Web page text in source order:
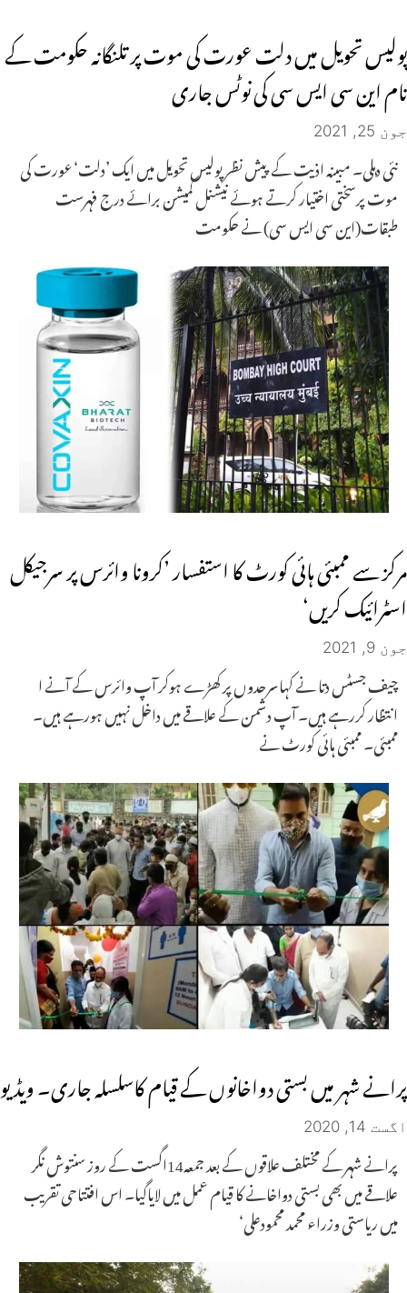
پولیس تحویل میں دلت عورت کی موت پر تلنگانہ حکومت کے
نام این سی ایس سی کی نوٹس جاری
جون 25, 2021
نئی دہلی۔ مبینہ اذیت کے پیش نظر پولیس تحویل میں ایک ’دلت‘ عورت کی
موت پرسختی اختیار کرتے ہوئے نیشنل کمیشن برائے درج فہرست
طبقات(این سی ایس سی) نے حکومت
مرکز سے ممبئی ہائی کورٹ کا استفسار ’کرونا وائرس پر سرجیکل
اسٹرائیک کریں‘
جون 9, 2021
چیف جسٹس دتا نے کہاسرحدوں پر کھڑے ہوکر آپ وائرس کے آنے ا
انتظار کررہے ہیں۔ آپ دشمن کے علاقے میں داخل نہیں ہورہے ہیں۔
ممبئی۔ ممبئی ہائی کورٹ نے
پرانے شہر میں بستی دواخانوں کے قیام کاسلسلہ جاری۔ ویڈیو
اگست 14, 2020
پرانے شہر کے مختلف علاقوں کے بعد جمعہ14اگست کے روز سنتوش نگر
علاقے میں بھی بستی دواخانے کا قیام عمل میں لایاگیا۔ اس افتتاحی تقریب
میں ریاستی وزراء محمد محمودعلی‘